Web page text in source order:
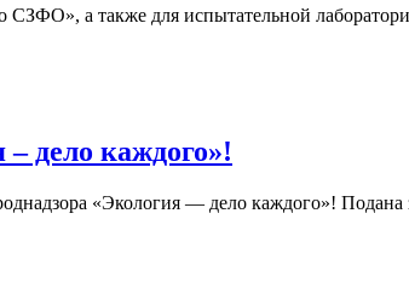
а также для испытательной
дело каждого»!
«Экология — дело каждого»! Подана